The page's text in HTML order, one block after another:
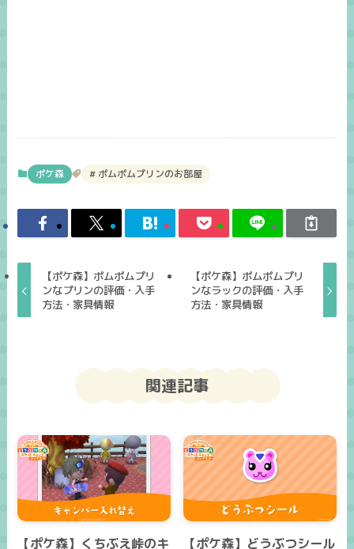
ポケ森 ポムポムプリンのお部屋
【ポケ森】ポムポムプリ
ンなプリンの評価・入手
方法・家具情報
【ポケ森】ポムポムプリ
ンなラックの評価・入手
方法・家具情報
関連記事
【ポケ森】くちぶえ峠のキ 【ポケ森】どうぶつシール